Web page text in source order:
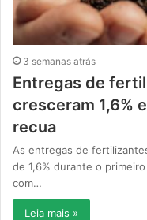
3 semanas atrás
Entregas de
cresceram 1,6%
recua
As entregas de
de 1,6% durante o
com…
Leia mais »